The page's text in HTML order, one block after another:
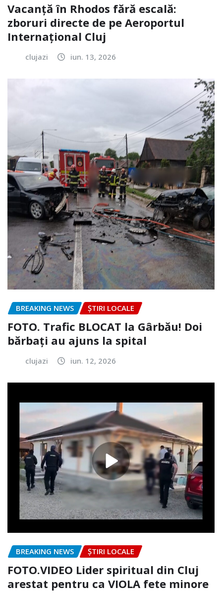
Vacanță în Rhodos fără escală:
zboruri directe de pe Aeroportul
Internațional Cluj
clujazi iun. 13, 2026
BREAKING NEWS ȘTIRI LOCALE
FOTO. Trafic BLOCAT la Gârbău! Doi
bărbați au ajuns la spital
clujazi iun. 12, 2026
BREAKING NEWS ȘTIRI LOCALE
FOTO.VIDEO Lider spiritual din Cluj
arestat pentru ca VIOLA fete minore